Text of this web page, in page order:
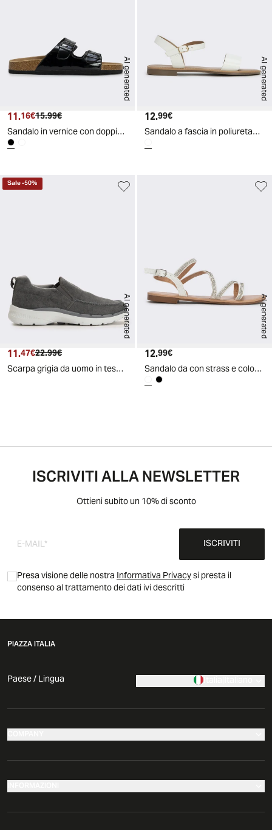
AI generated
Prezzo attuale
11.16€ Prezzo originale
15.99€
Sandalo in vernice con doppia fibbia - Nero
AI generated
Prezzo attuale
12.99€
Sandalo a fascia in poliuretano - Bianco
AI generated
Sale-50%
Prezzo attuale
11.47€ Prezzo originale
22.99€
Scarpa grigia da uomo in tessuto tecnico - Grigio
AI generated
Prezzo attuale
12.99€
Sandalo da con strass e colori trendy - Bianco
ISCRIVITI ALLA NEWSLETTER
Ottieni subito un 10% di sconto
ISCRIVITI
Presa visione delle nostraInformativa Privacysi presta il
consenso al trattamento dei dati ivi descritti
PIAZZA ITALIA
Paese / Lingua Italia|Italiano
I nostri negozi
Azienda